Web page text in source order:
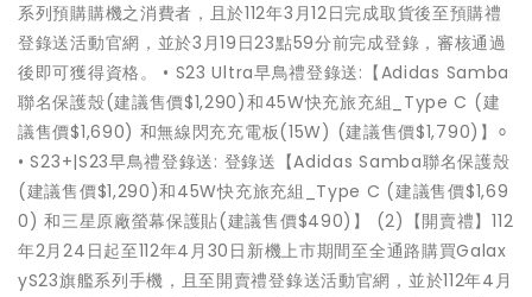
系列預購購機之消費者，且於112年3月12日完成取貨後至預購禮
登錄送活動官網，並於3月19日23點59分前完成登錄，審核通過
後即可獲得資格。 • S23 Ultra早鳥禮登錄送:【Adidas Samba
聯名保護殼(建議售價$1,290)和45W快充旅充組_Type C (建
議售價$1,690) 和無線閃充充電板(15W) (建議售價$1,790)】⸰
• S23+|S23早鳥禮登錄送: 登錄送【Adidas Samba聯名保護殼
(建議售價$1,290)和45W快充旅充組_Type C (建議售價$1,69
0) 和三星原廠螢幕保護貼(建議售價$490)】 (2)【開賣禮】112
年2月24日起至112年4月30日新機上市期間至全通路購買Galax
yS23旗艦系列手機，且至開賣禮登錄送活動官網，並於112年4月